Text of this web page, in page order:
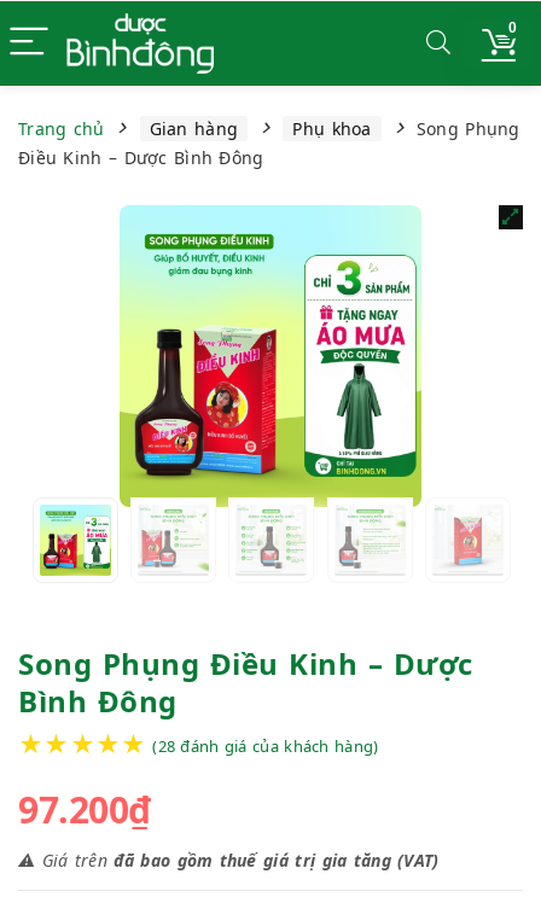
0
Trang chủ Gian hàng Phụ khoa
Song Phụng
Điều Kinh – Dược Bình Đông
Song Phụng Điều Kinh – Dược
Bình Đông
★★★★★ (28 đánh giá của khách hàng)
97.200₫
⚠️ Giá trênđã bao gồm thuế giá trị gia tăng (VAT)